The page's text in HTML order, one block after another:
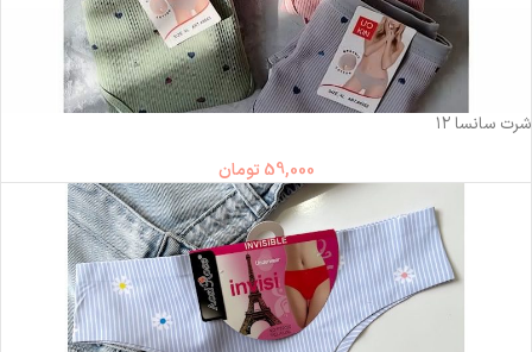
شرت سانسا ۱۲
59,000 تومان